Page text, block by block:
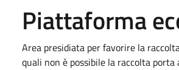
Piattaforma
Area presidiata per favorire la
quali non è possibile la raccolta porta